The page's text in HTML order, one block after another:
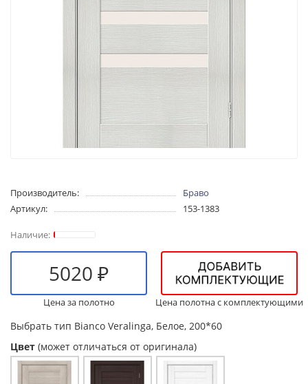
Производитель:
Браво
Артикул:
153-1383
5020 ₽
Цена за полотно Цена полотна с комплектующими
Выбрать тип Bianco Veralinga, Белое, 200*60
Цвет (может отличаться от оригинала)